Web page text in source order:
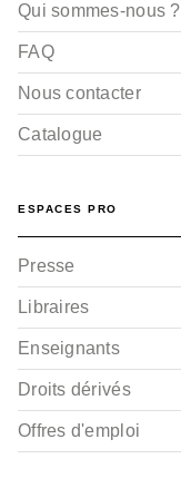
Qui sommes-nous ?
FAQ
Nous contacter
Catalogue
ESPACES PRO
Presse
Libraires
Enseignants
Droits dérivés
Offres d'emploi